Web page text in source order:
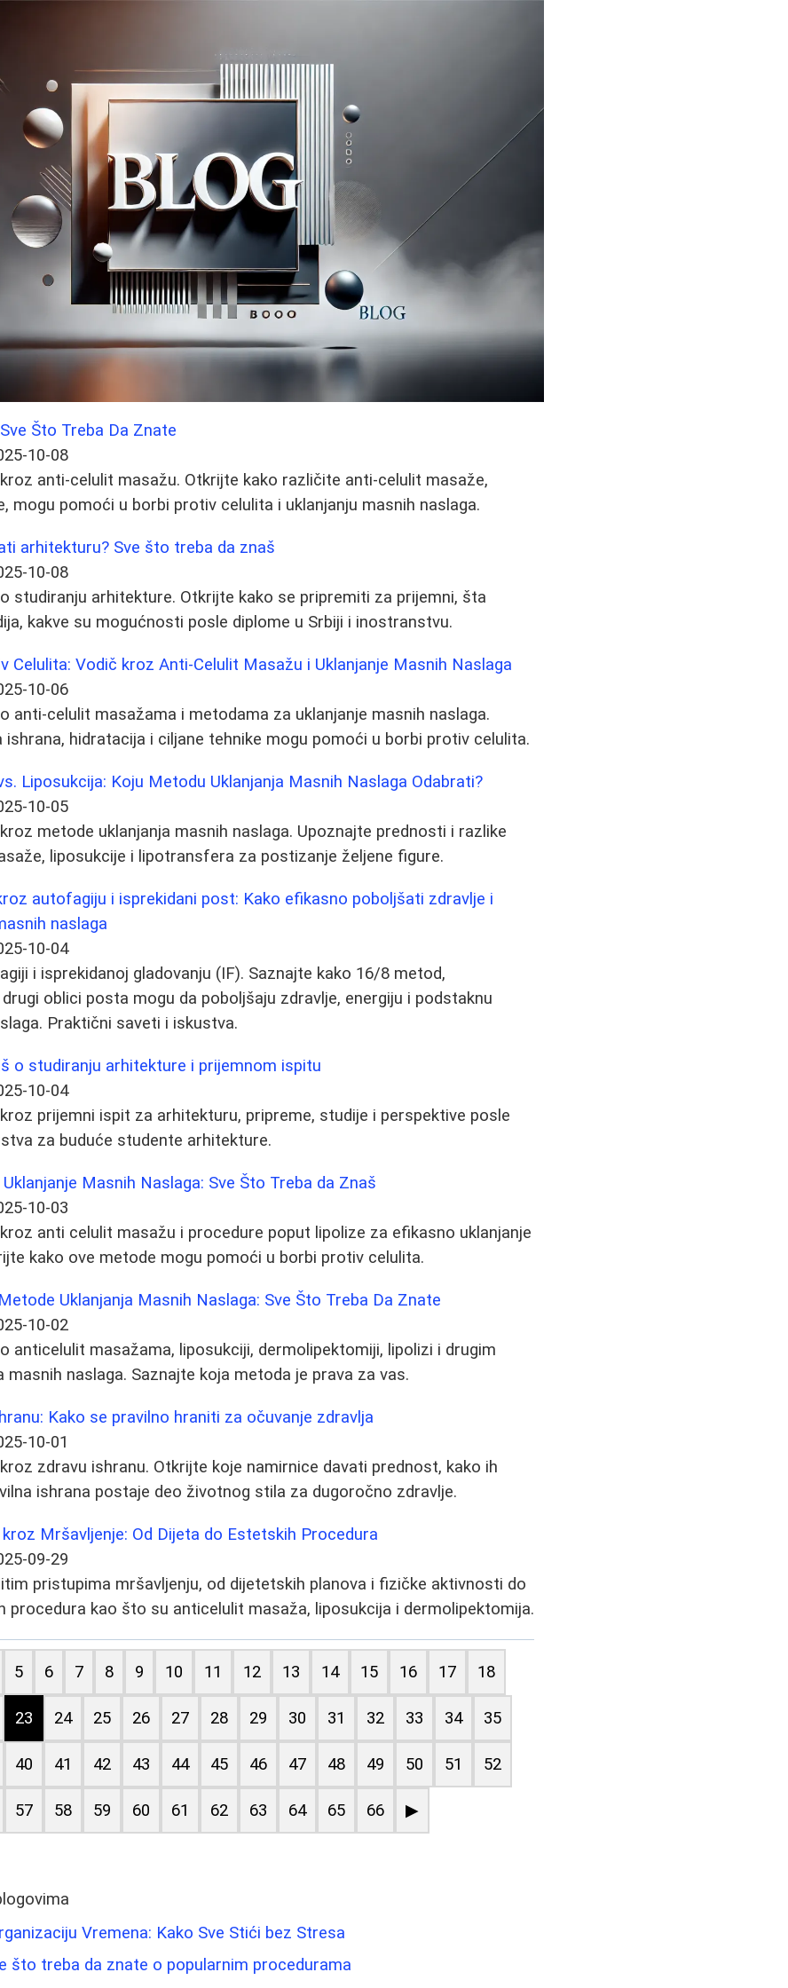
Što Treba Da Znate
10-08
anti-celulit masažu. Otkrijte kako različite anti-celulit masaže,
mogu pomoći u borbi protiv celulita i uklanjanju masnih naslaga.
arhitekturu? Sve što treba da znaš
10-08
studiranju arhitekture. Otkrijte kako se pripremiti za prijemni, šta
kakve su mogućnosti posle diplome u Srbiji i inostranstvu.
Celulita: Vodič kroz Anti-Celulit Masažu i Uklanjanje Masnih Naslaga
10-06
anti-celulit masažama i metodama za uklanjanje masnih naslaga.
ishrana, hidratacija i ciljane tehnike mogu pomoći u borbi protiv celulita.
Liposukcija: Koju Metodu Uklanjanja Masnih Naslaga Odabrati?
10-05
metode uklanjanja masnih naslaga. Upoznajte prednosti i razlike
liposukcije i lipotransfera za postizanje željene figure.
autofagiju i isprekidani post: Kako efikasno poboljšati zdravlje i
naslaga
10-04
i isprekidanoj gladovanju (IF). Saznajte kako 16/8 metod,
oblici posta mogu da poboljšaju zdravlje, energiju i podstaknu
Praktični saveti i iskustva.
o studiranju arhitekture i prijemnom ispitu
10-04
prijemni ispit za arhitekturu, pripreme, studije i perspektive posle
za buduće studente arhitekture.
Masnih Naslaga: Sve Što Treba da Znaš
10-03
anti celulit masažu i procedure poput lipolize za efikasno uklanjanje
kako ove metode mogu pomoći u borbi protiv celulita.
Uklanjanja Masnih Naslaga: Sve Što Treba Da Znate
10-02
anticelulit masažama, liposukciji, dermolipektomiji, lipolizi i drugim
masnih naslaga. Saznajte koja metoda je prava za vas.
Kako se pravilno hraniti za očuvanje zdravlja
10-01
zdravu ishranu. Otkrijte koje namirnice davati prednost, kako ih
ishrana postaje deo životnog stila za dugoročno zdravlje.
Mršavljenje: Od Dijeta do Estetskih Procedura
09-29
pristupima mršavljenju, od dijetetskih planova i fizičke aktivnosti do
procedura kao što su anticelulit masaža, liposukcija i dermolipektomija.
5 6 7 8 9 10 11 12 13 14 15 16 17 18
23 24 25 26 27 28 29 30 31 32 33 34 35
40 41 42 43 44 45 46 47 48 49 50 51 52
57 58 59 60 61 62 63 64 65 66 ▶
Vremena: Kako Sve Stići bez Stresa
što treba da znate o popularnim procedurama